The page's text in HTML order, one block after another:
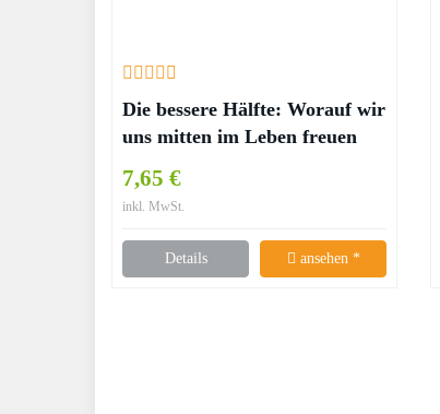
Die bessere Hälfte: Worauf wir
uns mitten im Leben freuen
Hirschhausen, Tobias Esch
7,65 €
inkl. MwSt.
Details ansehen *